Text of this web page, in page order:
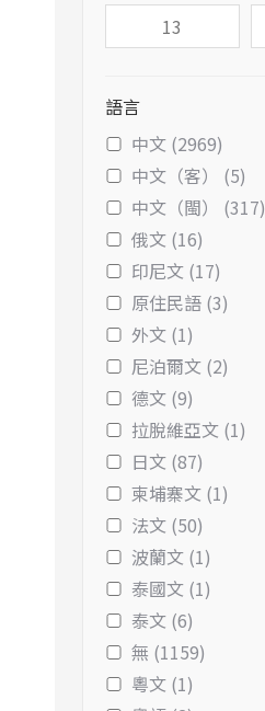
語言
中文 (2969)
中文（客） (5)
中文（閩） (317)
俄文 (16)
印尼文 (17)
原住民語 (3)
外文 (1)
尼泊爾文 (2)
德文 (9)
拉脫維亞文 (1)
日文 (87)
柬埔寨文 (1)
法文 (50)
波蘭文 (1)
泰國文 (1)
泰文 (6)
無 (1159)
粵文 (1)